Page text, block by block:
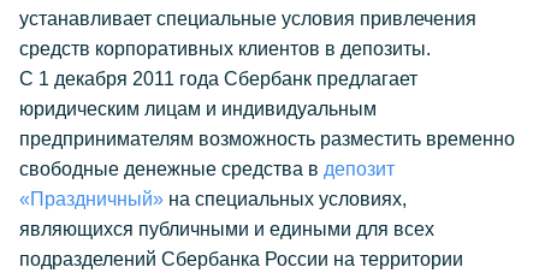
устанавливает специальные условия привлечения
средств корпоративных клиентов в депозиты.
С 1 декабря 2011 года Сбербанк предлагает
юридическим лицам и индивидуальным
предпринимателям возможность разместить временно
свободные денежные средства в депозит
«Праздничный» на специальных условиях,
являющихся публичными и едиными для всех
подразделений Сбербанка России на территории